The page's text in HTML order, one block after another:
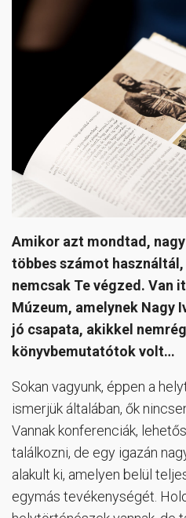
Amikor azt mondtad,
többes számot
nemcsak Te végzed. Van
Múzeum, amelynek Nagy
jó csapata, akikkel
könyvbemutatótok volt…
Sokan vagyunk, éppen a
ismerjük általában, ők
Vannak konferenciák,
találkozni, de egy igazán
alakult ki, amelyen belül
egymás tevékenységét.